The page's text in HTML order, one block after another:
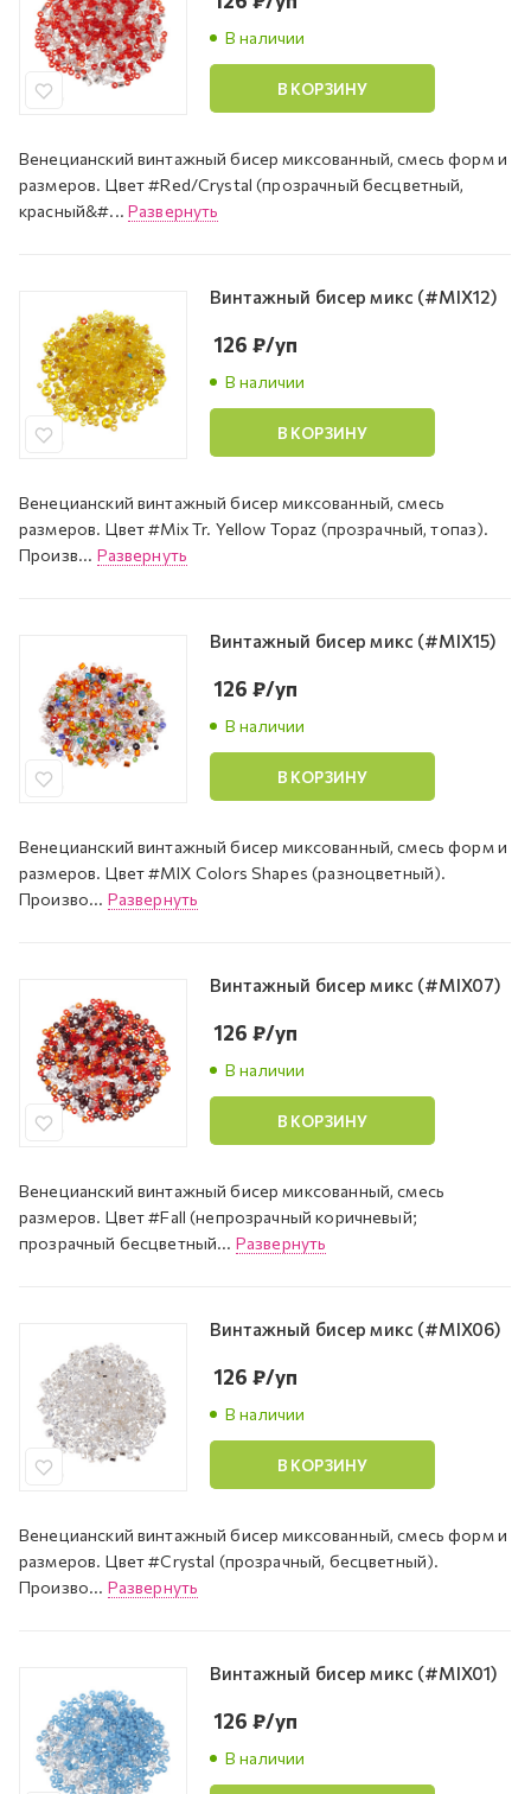
В наличии
В КОРЗИНУ
Венецианский винтажный бисер миксованный, смесь форм и
размеров. Цвет #Red/Crystal (прозрачный бесцветный,
красный&#... Развернуть
Винтажный бисер микс (#MIX12)
В наличии
126 ₽/уп
В КОРЗИНУ
Венецианский винтажный бисер миксованный, смесь
размеров. Цвет #Mix Tr. Yellow Topaz (прозрачный, топаз).
Произв... Развернуть
Винтажный бисер микс (#MIX15)
В наличии
126 ₽/уп
В КОРЗИНУ
Венецианский винтажный бисер миксованный, смесь форм и
размеров. Цвет #MIX Colors Shapes (разноцветный).
Произво... Развернуть
Винтажный бисер микс (#MIX07)
В наличии
126 ₽/уп
В КОРЗИНУ
Венецианский винтажный бисер миксованный, смесь
размеров. Цвет #Fall (непрозрачный коричневый;
прозрачный бесцветный... Развернуть
Винтажный бисер микс (#MIX06)
В наличии
126 ₽/уп
В КОРЗИНУ
Венецианский винтажный бисер миксованный, смесь форм и
размеров. Цвет #Crystal (прозрачный, бесцветный).
Произво... Развернуть
Винтажный бисер микс (#MIX01)
В наличии
126 ₽/уп